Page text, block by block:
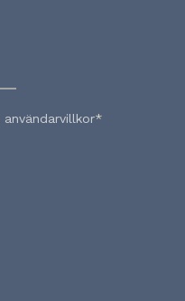
användarvillkor*